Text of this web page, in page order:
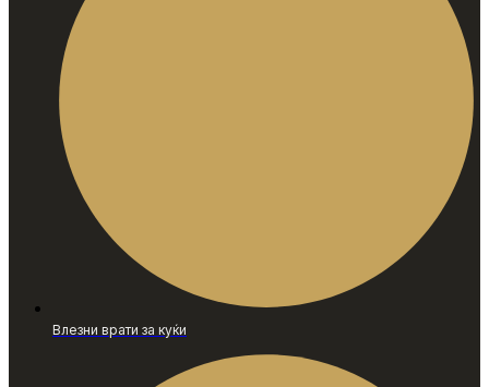
Влезни врати за куќи